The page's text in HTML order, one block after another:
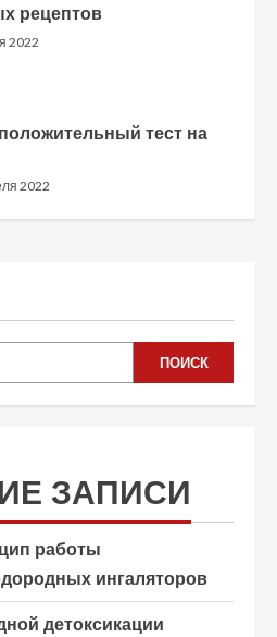
рецептов
2022
тест на
2022
ПОИСК
ЗАПИСИ
работы
ингаляторов
детоксикации